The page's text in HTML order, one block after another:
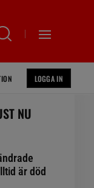
LOGGA IN
NU
är död